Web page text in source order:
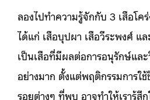
ลองไปทำความรู้จักกับ 3 เสือโค
ได้แก่ เสือบุปผา เสือวีระพงศ์ แล
เป็นเสือที่มีผลต่อการอนุรักษ์แล
อย่างมาก ตั้งแต่พฤติกรรมการใ
รอยต่างๆ ที่พบ อาจทำให้เรารู้สึ